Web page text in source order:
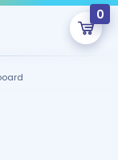
0
eğitim seni